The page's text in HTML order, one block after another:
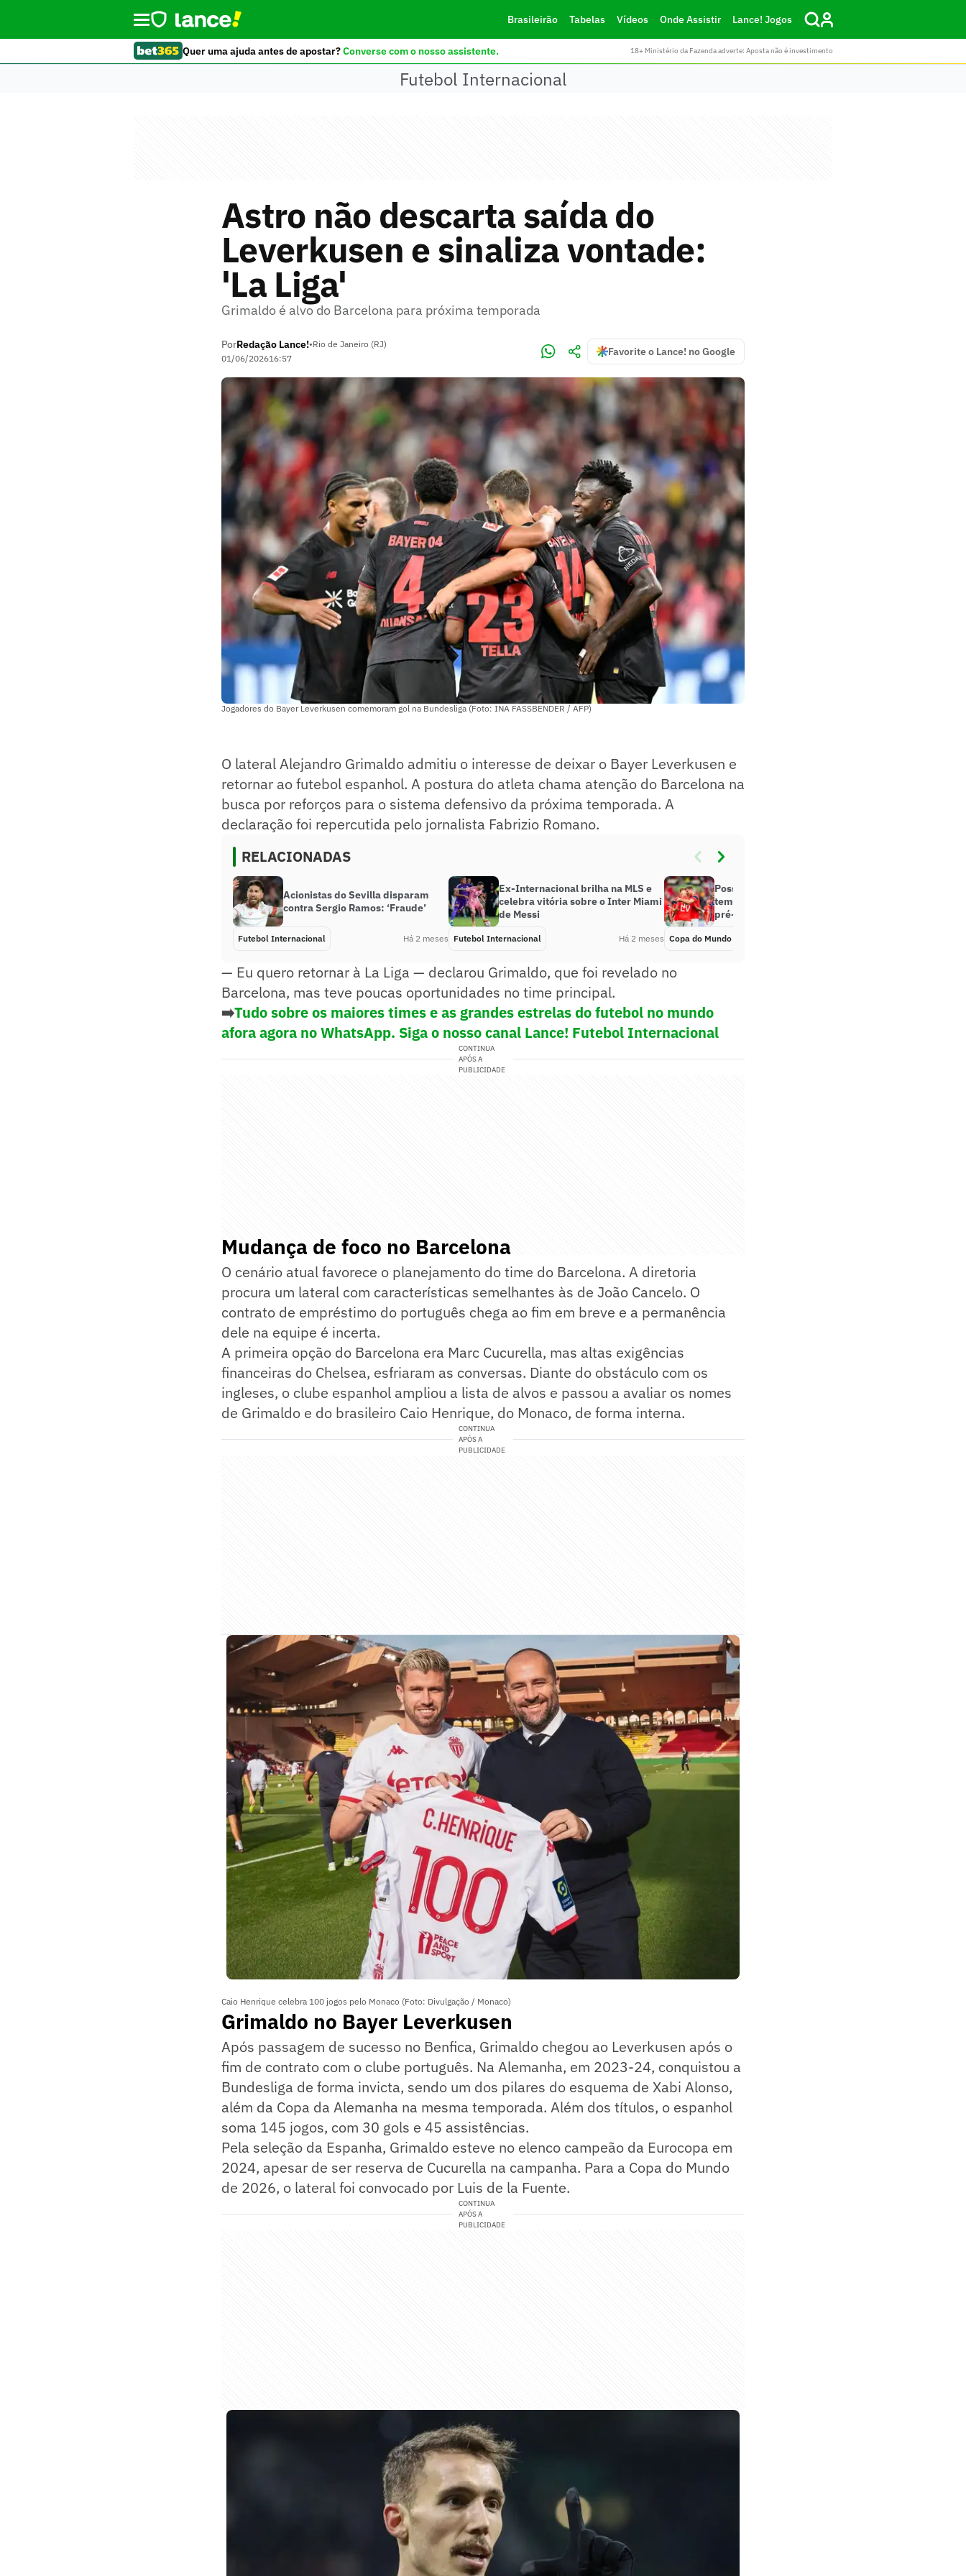
Brasileirão Tabelas Vídeos Onde Assistir Lance! Jogos
Quer uma ajuda antes de apostar?Converse com o nosso assistente. 18+ Ministério da Fazenda adverte: Aposta não é investimento
Futebol Internacional
Astro não descarta saída do
Leverkusen e sinaliza vontade:
'La Liga'
Grimaldo é alvo do Barcelona para próxima temporada
PorRedação Lance!•Rio de Janeiro (RJ)
01/06/202616:57
Favorite o Lance! no Google
Jogadores do Bayer Leverkusen comemoram gol na Bundesliga (Foto: INA FASSBENDER / AFP)
O lateral Alejandro Grimaldo admitiu o interesse de deixar o Bayer Leverkusen e
retornar ao futebol espanhol. A postura do atleta chama atenção do Barcelona na
busca por reforços para o sistema defensivo da próxima temporada. A
declaração foi repercutida pelo jornalista Fabrizio Romano.
RELACIONADAS
Acionistas do Sevilla disparam
contra Sergio Ramos: ‘Fraude’
Futebol Internacional Há 2 meses
Ex-Internacional brilha na MLS e
celebra vitória sobre o Inter Miami
de Messi
Futebol Internacional Há 2 meses
Possível adversário da Seleção
tem vitória maiúscula em amistoso
pré-Copa
Copa do Mundo
— Eu quero retornar à La Liga — declarou Grimaldo, que foi revelado no
Barcelona, mas teve poucas oportunidades no time principal.
➡️Tudo sobre os maiores times e as grandes estrelas do futebol no mundo
afora agora no WhatsApp. Siga o nosso canal Lance! Futebol Internacional
CONTINUA
APÓS A
PUBLICIDADE
Mudança de foco no Barcelona
O cenário atual favorece o planejamento do time do Barcelona. A diretoria
procura um lateral com características semelhantes às de João Cancelo. O
contrato de empréstimo do português chega ao fim em breve e a permanência
dele na equipe é incerta.
A primeira opção do Barcelona era Marc Cucurella, mas altas exigências
financeiras do Chelsea, esfriaram as conversas. Diante do obstáculo com os
ingleses, o clube espanhol ampliou a lista de alvos e passou a avaliar os nomes
de Grimaldo e do brasileiro Caio Henrique, do Monaco, de forma interna.
CONTINUA
APÓS A
PUBLICIDADE
Caio Henrique celebra 100 jogos pelo Monaco (Foto: Divulgação / Monaco)
Grimaldo no Bayer Leverkusen
Após passagem de sucesso no Benfica, Grimaldo chegou ao Leverkusen após o
fim de contrato com o clube português. Na Alemanha, em 2023-24, conquistou a
Bundesliga de forma invicta, sendo um dos pilares do esquema de Xabi Alonso,
além da Copa da Alemanha na mesma temporada. Além dos títulos, o espanhol
soma 145 jogos, com 30 gols e 45 assistências.
Pela seleção da Espanha, Grimaldo esteve no elenco campeão da Eurocopa em
2024, apesar de ser reserva de Cucurella na campanha. Para a Copa do Mundo
de 2026, o lateral foi convocado por Luis de la Fuente.
CONTINUA
APÓS A
PUBLICIDADE